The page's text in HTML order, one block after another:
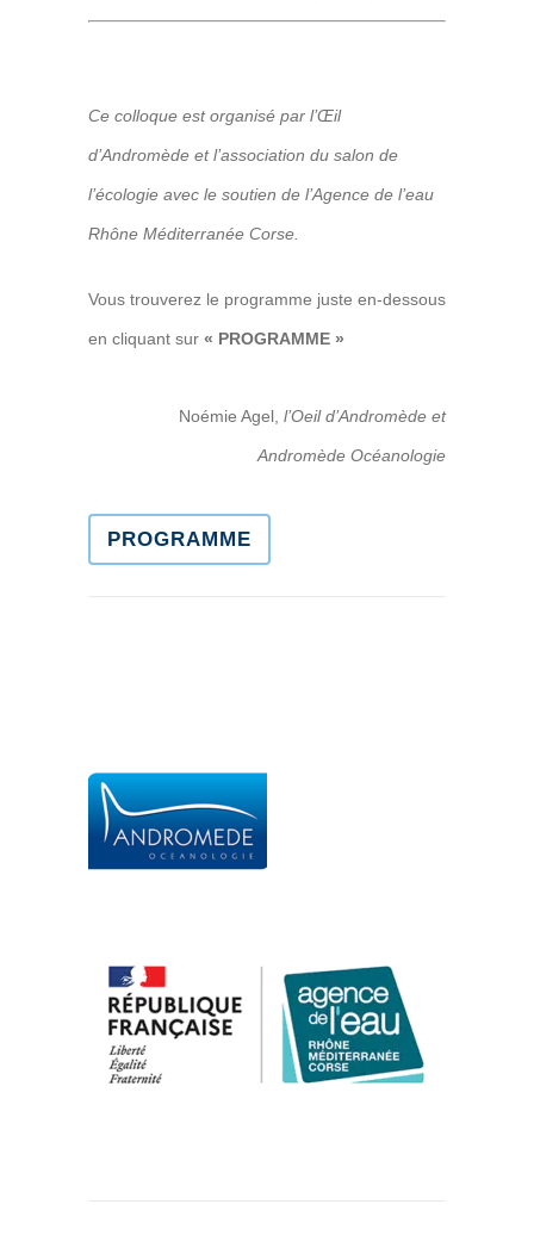
Ce colloque est organisé par l’Œil
d’Andromède et l’association du salon de
l’écologie avec le soutien de l’Agence de l’eau
Rhône Méditerranée Corse.
Vous trouverez le programme juste en-dessous
en cliquant sur « PROGRAMME »
Noémie Agel, l’Oeil d’Andromède et
Andromède Océanologie
PROGRAMME